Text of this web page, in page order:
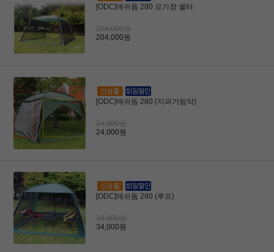
[ODC]매쉬돔 280 모기장 쉘터
204,000원
204,000원
[ODC]매쉬돔 280 (지퍼가림막)
24,000원
24,000원
[ODC]매쉬돔 280 (루프)
34,000원
34,000원